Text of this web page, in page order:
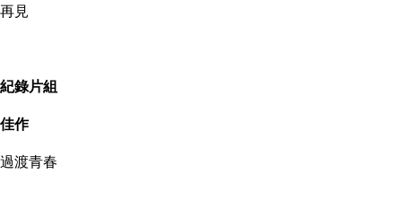
再見
紀錄片組
佳作
過渡青春